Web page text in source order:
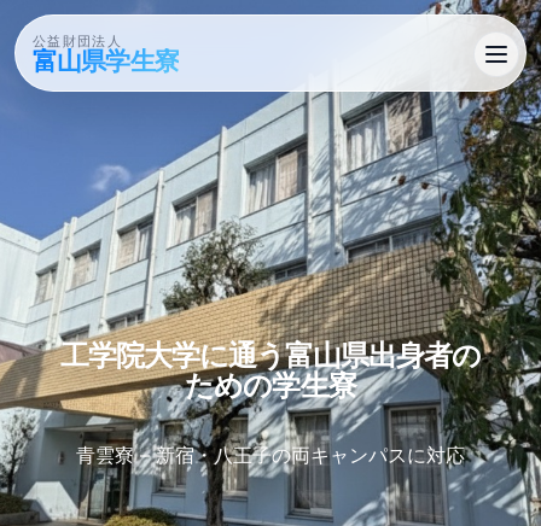
公益財団法人
富山県学生寮
工学院大学に​通う​富山県出身者の​
ための​学生寮
青雲寮 – 新宿・八王子の両キャンパスに対応